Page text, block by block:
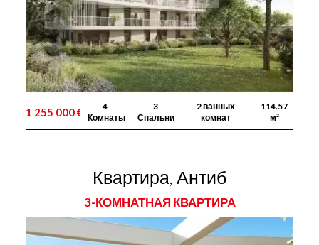
1 255 000 €
4
Комнаты
3
Спальни
2 ванных
комнат
114.57
м²
Квартира, Антиб
3-КОМНАТНАЯ КВАРТИРА